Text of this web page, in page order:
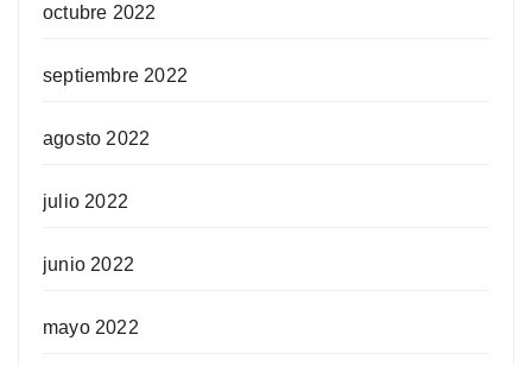
octubre 2022
septiembre 2022
agosto 2022
julio 2022
junio 2022
mayo 2022